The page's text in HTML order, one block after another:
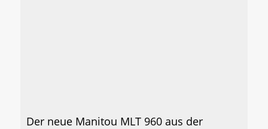
Der neue Manitou MLT 960 aus der